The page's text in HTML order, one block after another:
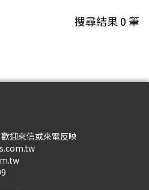
搜尋結果0筆
迎來信或來電反映